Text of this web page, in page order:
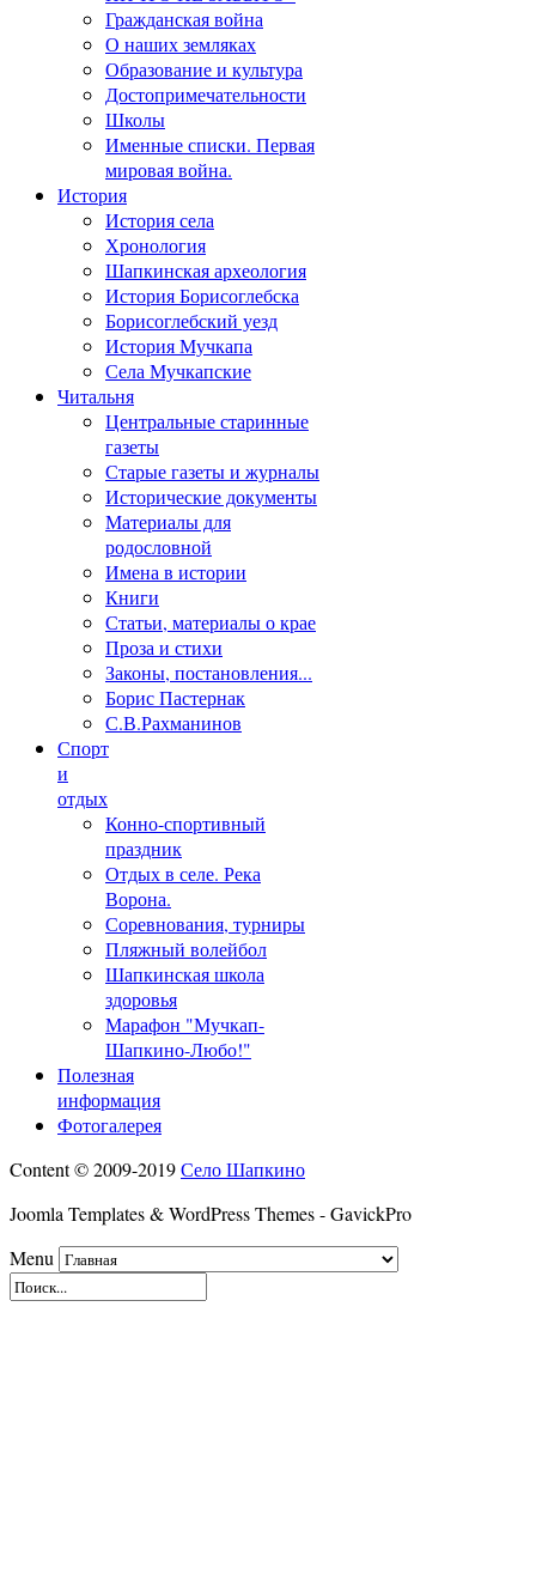
Гражданская война
О наших земляках
Образование и культура
Достопримечательности
Школы
Именные списки. Первая
мировая война.
История
История села
Хронология
Шапкинская археология
История Борисоглебска
Борисоглебский уезд
История Мучкапа
Села Мучкапские
Читальня
Центральные старинные
газеты
Старые газеты и журналы
Исторические документы
Материалы для
родословной
Имена в истории
Книги
Статьи, материалы о крае
Проза и стихи
Законы, постановления...
Борис Пастернак
С.В.Рахманинов
Спорт
и
отдых
Конно-спортивный
праздник
Отдых в селе. Река
Ворона.
Соревнования, турниры
Пляжный волейбол
Шапкинская школа
здоровья
Марафон "Мучкап-
Шапкино-Любо!"
Полезная
информация
Фотогалерея
Content © 2009-2019Село Шапкино
Joomla Templates & WordPress Themes - GavickPro
Menu